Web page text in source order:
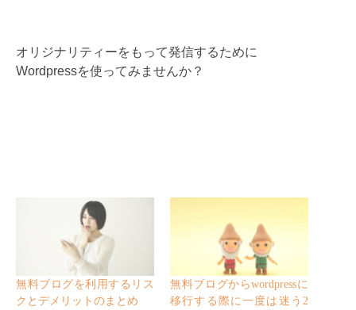
オリジナリティーをもって発信するために
Wordpressを使ってみませんか？
無料ブログを利用するリス
クとデメリットのまとめ
無料ブログからwordpressに
移行する際に一度は迷う2